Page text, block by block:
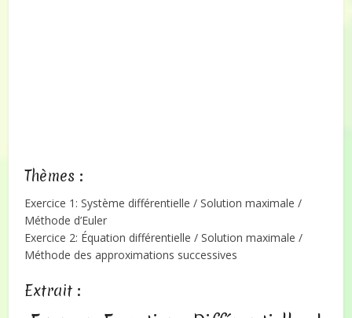
Thèmes :
Exercice 1: Système différentielle / Solution maximale /
Méthode d’Euler
Exercice 2: Équation différentielle / Solution maximale /
Méthode des approximations successives
Extrait :